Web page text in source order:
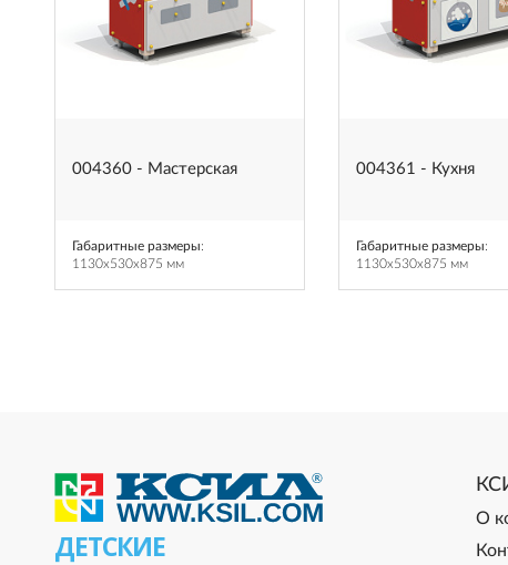
004360 - Мастерская
Габаритные размеры:
1130x530x875 мм
004361 - Кухня
Габаритные размеры:
1130x530x875 мм
ДЕТСКИЕ
О